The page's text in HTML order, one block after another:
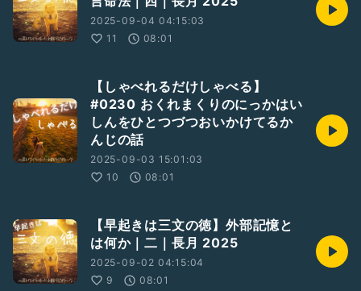
2025-09-04 04:15:03
11
08:01
【しゃべれるだけしゃべる】
#0230 おくれまくりのにっかはい
しんをひとつづつおいかけてるか
んじの話
2025-09-03 15:01:03
10
08:01
【早起きは三文の徳】外部記憶と
は何か｜二｜長月 2025
2025-09-02 04:15:04
9
08:01